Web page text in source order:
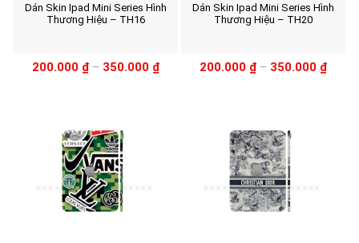
Dán Skin Ipad Mini Series Hình
Thương Hiệu – TH16
200.000 ₫– 350.000 ₫
Dán Skin Ipad Mini Series Hình
Thương Hiệu – TH20
200.000 ₫– 350.000 ₫